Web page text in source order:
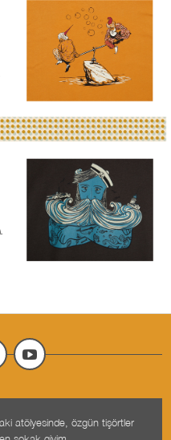
atölyesinde, özgün tişörtler